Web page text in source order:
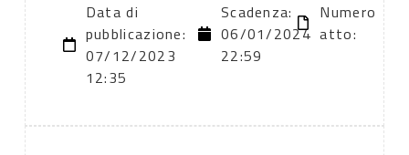
Data di
pubblicazione:
07/12/2023
12:35
Scadenza:
06/01/2024
22:59
Numero
atto: